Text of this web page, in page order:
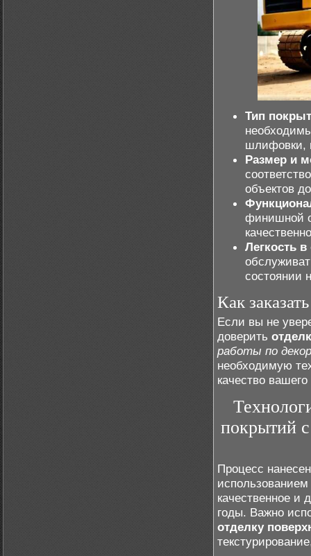
Тип
шлифовки,
Размер и
объектов
финишной
Легкость
состоянии
Как
Если вы не
доверить
работы по
необходимую
качество вашего
покрытий
Процесс
использованием
качественное и
годы. Важно
отделку